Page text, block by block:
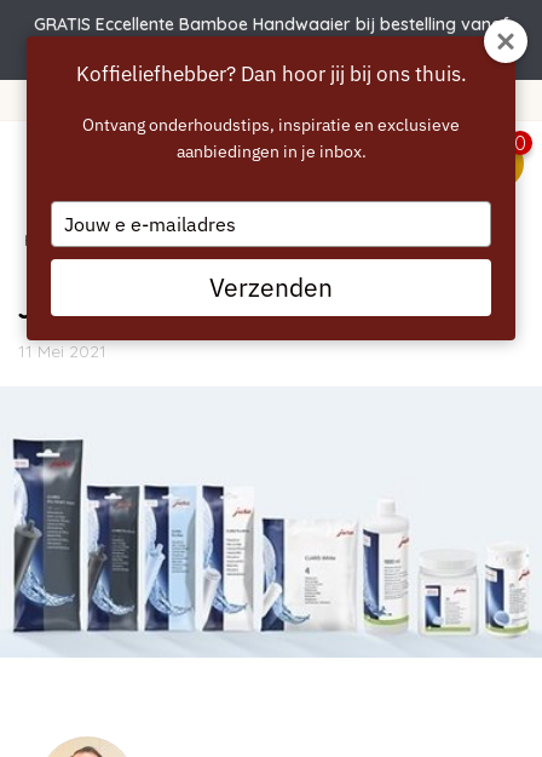
GRATIS Eccellente Bamboe Handwaaier bij bestelling vanaf
0
Home
Jura onderhoudsproducten
11 Mei 2021
Koffieliefhebber? Dan hoor jij bij ons thuis.
Ontvang onderhoudstips, inspiratie en exclusieve
aanbiedingen in je inbox.
Type
your
email
Verzenden